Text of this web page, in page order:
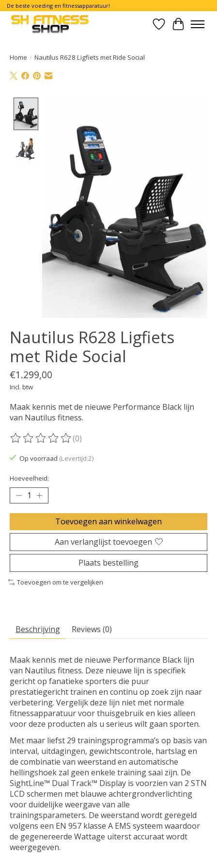
De beste voeding en fitnessapparatuur!
Verlanglijst
Home / Nautilus R628 Ligfiets met Ride Social
Nautilus R628 Ligfiets
met Ride Social
€1.299,00
Incl. btw
Maak kennis met de nieuwe Performance Black lijn
van Nautilus fitness.
De beoordeling van dit product is
(0)
Op voorraad (Levertijd:2)
Hoeveelheid:
Toevoegen aan winkelwagen
Aan verlanglijst toevoegen
Plaats bestelling
Toevoegen om te vergelijken
Beschrijving Reviews (0)
Maak kennis met de nieuwe Performance Black lijn
van Nautilus fitness. Deze nieuwe lijn is specifiek
gericht op fanatieke sporters die puur
prestatiegericht trainen en continu op zoek zijn naar
verbetering. Vergelijk deze lijn niet met normale
fitnessapparatuur voor thuisgebruik en kies alleen
voor deze producten als u serieus wilt gaan sporten.
Met maar liefst 29 trainingsprogramma’s op basis van
interval, uitdagingen, gewichtscontrole, hartslag en
de combinatie van weerstand en automatische
hellingshoek zal geen enkele training saai zijn. De
SightLine™ Dual Track™ Display is voorzien van 2 STN
LCD schermen met blauwe achtergrondverlichting
voor duidelijke weergave van alle
trainingsparameters. De weerstand wordt geregeld
volgens een EN 957 klasse A EMS systeem waardoor
de gegenereerde Wattage uiterst accuraat wordt
weergegeven.